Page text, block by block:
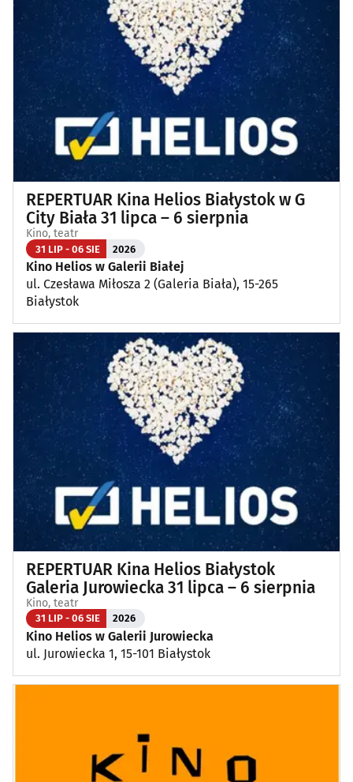
Targi, konferencje(8)
Wykłady, pokazy, imprezy okolicznościowe (13)
Poza Białymstokiem (1)
REPERTUAR Kina Helios Białystok w G
City Biała 31 lipca – 6 sierpnia
Kino, teatr
31 LIP - 06 SIE 2026
Kino Helios w Galerii Białej
ul. Czesława Miłosza 2 (Galeria Biała), 15-265
Białystok
REPERTUAR Kina Helios Białystok
Galeria Jurowiecka 31 lipca – 6 sierpnia
Kino, teatr
31 LIP - 06 SIE 2026
Kino Helios w Galerii Jurowiecka
ul. Jurowiecka 1, 15-101 Białystok